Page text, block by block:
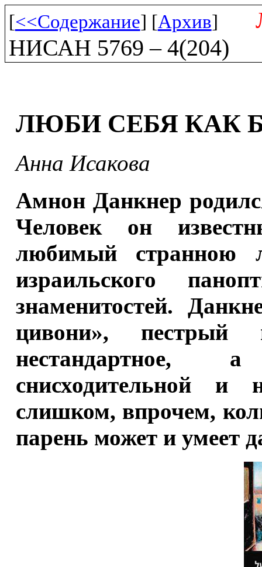
[<<Содержание] [Архив]
НИСАН 5769 – 4(204)
ЛЮБИ СЕБЯ КАК
Анна Исакова
Амнон Данкнер
Человек он
любимый странною
израильского
знаменитостей.
цивони», пестрый
нестандартное,
снисходительной и
слишком, впрочем,
парень может и умеет